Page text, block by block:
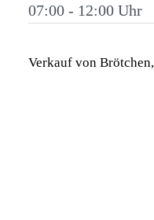
07:00 - 12:00
Verkauf von Brötchen,